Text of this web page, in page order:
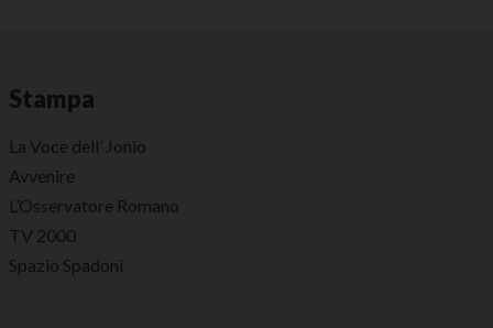
Stampa
La Voce dell’ Jonio
Avvenire
L’Osservatore Romano
TV 2000
Spazio Spadoni